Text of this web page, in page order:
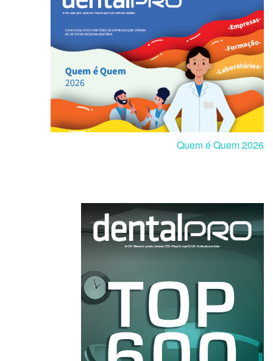
Quem é Quem 2026